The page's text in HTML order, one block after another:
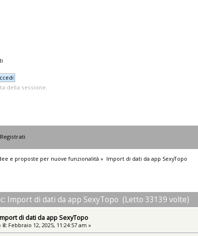
.
della sessione.
Registrati
e proposte per nuove funzionalità » Import di dati da app SexyTopo
Import di dati da app SexyTopo (Letto 33139 volte)
di dati da app SexyTopo
il: Febbraio 12, 2025, 11:24:57 am »